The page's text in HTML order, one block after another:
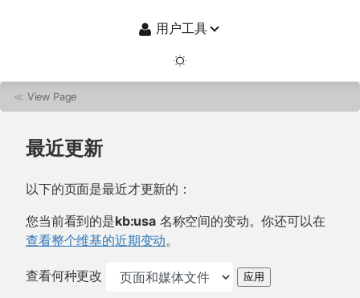
用户工具
≪ View Page
最近更新
以下的页面是最近才更新的：
您当前看到的是kb:usa名称空间的变动。你还可以在
查看整个维基的近期变动。
查看何种更改 应用